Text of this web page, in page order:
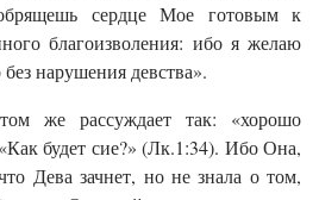
сердце Мое готовым к
благоизволения: ибо я желаю
нарушения девства».
же рассуждает так: «хорошо
будет сие?» (Лк.1:34). Ибо Она,
Дева зачнет, но не знала о том,